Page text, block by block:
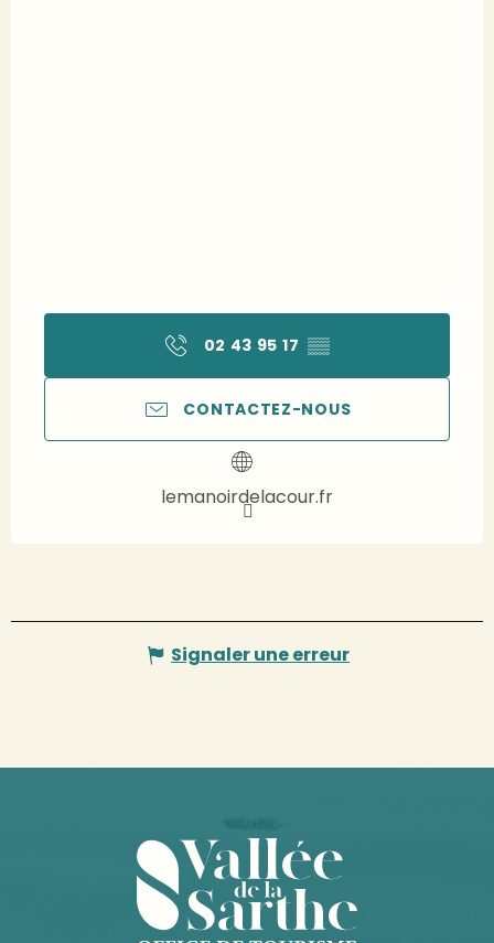
02 43 95 17 ▒▒
CONTACTEZ-NOUS
lemanoirdelacour.fr
Signaler une erreur